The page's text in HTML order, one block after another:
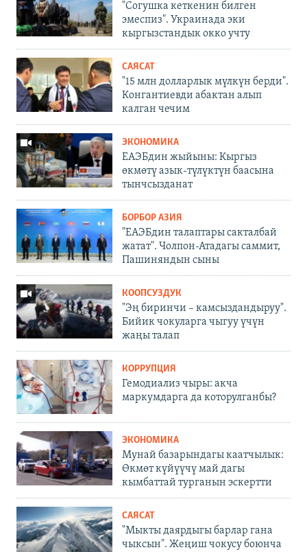
"Согушка кеткенин билген
эмеспиз". Украинада эки
кыргызстандык окко учту
САЯСАТ
"15 млн долларлык мүлкүн берди".
Конгантиевди абактан алып
калган чечим
ЭКОНОМИКА
ЕАЭБдин жыйыны: Кыргыз
өкмөтү азык-түлүктүн баасына
тынчсызданат
БОРБОР АЗИЯ
"ЕАЭБдин талаптары сакталбай
жатат". Чолпон-Атадагы саммит,
Пашиняндын сыны
КООПСУЗДУК
"Эң биринчи – камсыздандыруу".
Бийик чокуларга чыгуу үчүн
жаңы талап
КОРРУПЦИЯ
Гемодиализ чыры: акча
маркумдарга да которулганбы?
ЭКОНОМИКА
Мунай базарындагы каатчылык:
Өкмөт күйүүчү май дагы
кымбаттай турганын эскертти
САЯСАТ
"Мыкты даярдыгы барлар гана
чыксын". Жеңиш чокусу боюнча